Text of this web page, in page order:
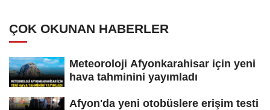
ÇOK OKUNAN HABERLER
Meteoroloji Afyonkarahisar için yeni
hava tahminini yayımladı
Afyon'da yeni otobüslere erişim testi